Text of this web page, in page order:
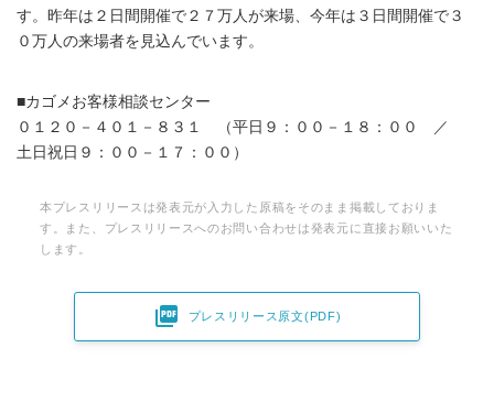
す。昨年は２日間開催で２７万人が来場、今年は３日間開催で３
０万人の来場者を見込んでいます。
■カゴメお客様相談センター
０１２０－４０１－８３１ （平日９：００－１８：００ ／
土日祝日９：００－１７：００）
本プレスリリースは発表元が入力した原稿をそのまま掲載しておりま
す。また、プレスリリースへのお問い合わせは発表元に直接お願いいた
します。
 プレスリリース原文(PDF)